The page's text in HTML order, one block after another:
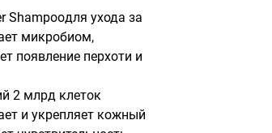
Shampooдля ухода за
микробиом,
появление перхоти и
2 млрд клеток
и укрепляет кожный